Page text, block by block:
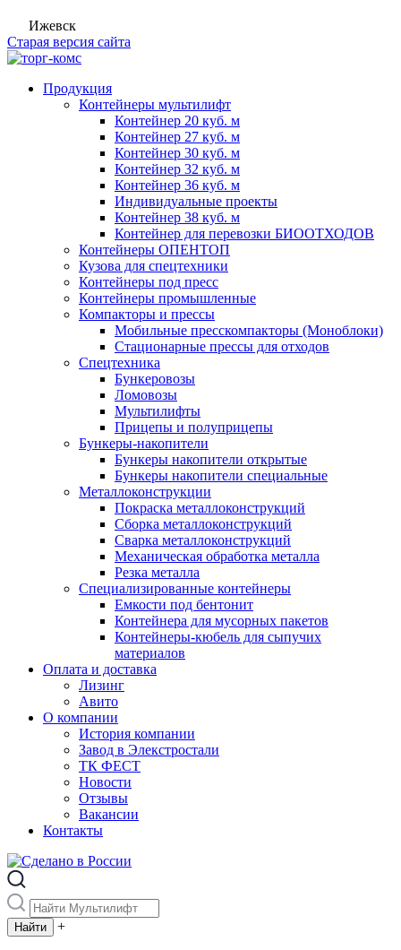
Ижевск
Старая версия сайта
Продукция
Контейнеры мультилифт
Контейнер 20 куб. м
Контейнер 27 куб. м
Контейнер 30 куб. м
Контейнер 32 куб. м
Контейнер 36 куб. м
Индивидуальные проекты
Контейнер 38 куб. м
Контейнер для перевозки БИООТХОДОВ
Контейнеры ОПЕНТОП
Кузова для спецтехники
Контейнеры под пресс
Контейнеры промышленные
Компакторы и прессы
Мобильные пресскомпакторы (Моноблоки)
Стационарные прессы для отходов
Спецтехника
Бункеровозы
Ломовозы
Мультилифты
Прицепы и полуприцепы
Бункеры-накопители
Бункеры накопители открытые
Бункеры накопители специальные
Металлоконструкции
Покраска металлоконструкций
Сборка металлоконструкций
Сварка металлоконструкций
Механическая обработка металла
Резка металла
Специализированные контейнеры
Емкости под бентонит
Контейнера для мусорных пакетов
Контейнеры-кюбель для сыпучих
материалов
Оплата и доставка
Лизинг
Авито
О компании
История компании
Завод в Элекстростали
ТК ФЕСТ
Новости
Отзывы
Вакансии
Контакты
+